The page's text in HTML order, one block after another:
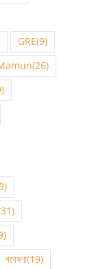
GRE(9)
(26)
গবেষণা(19)